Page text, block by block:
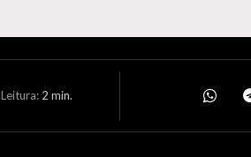
2 min.